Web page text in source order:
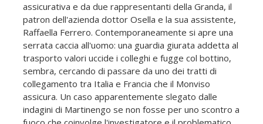
assicurativa e da due rappresentanti della Granda, il
patron dell'azienda dottor Osella e la sua assistente,
Raffaella Ferrero. Contemporaneamente si apre una
serrata caccia all'uomo: una guardia giurata addetta al
trasporto valori uccide i colleghi e fugge col bottino,
sembra, cercando di passare da uno dei tratti di
collegamento tra Italia e Francia che il Monviso
assicura. Un caso apparentemente slegato dalle
indagini di Martinengo se non fosse per uno scontro a